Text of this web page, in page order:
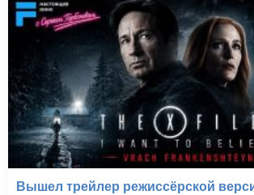
Вышел трейлер режиссёрской